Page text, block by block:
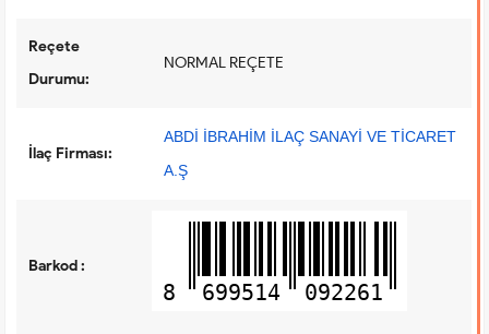
Reçete
Durumu:
NORMAL REÇETE
İlaç Firması:
ABDİ İBRAHİM İLAÇ SANAYİ VE TİCARET
A.Ş
Barkod :
8 699514 092261